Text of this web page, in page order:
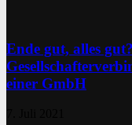
Ende gut, alles
einer GmbH